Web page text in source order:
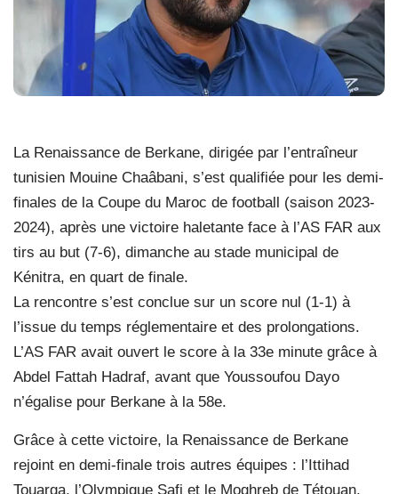
La Renaissance de Berkane, dirigée par l’entraîneur
tunisien Mouine Chaâbani, s’est qualifiée pour les demi-
finales de la Coupe du Maroc de football (saison 2023-
2024), après une victoire haletante face à l’AS FAR aux
tirs au but (7-6), dimanche au stade municipal de
Kénitra, en quart de finale.
La rencontre s’est conclue sur un score nul (1-1) à
l’issue du temps réglementaire et des prolongations.
L’AS FAR avait ouvert le score à la 33e minute grâce à
Abdel Fattah Hadraf, avant que Youssoufou Dayo
n’égalise pour Berkane à la 58e.
Grâce à cette victoire, la Renaissance de Berkane
rejoint en demi-finale trois autres équipes : l’Ittihad
Touarga, l’Olympique Safi et le Moghreb de Tétouan.